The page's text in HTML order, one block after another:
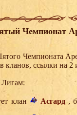
Чемпионат
Чемпионата
кланов, ссылки на
клан Асгард,